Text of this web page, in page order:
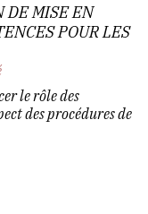
DE MISE EN
POUR LES
le rôle des
des procédures de